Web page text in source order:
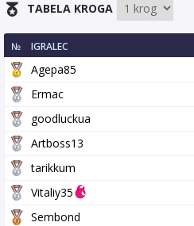
TABELA KROGA
№ IGRALEC
Agepa85
Ermac
goodluckua
Artboss13
tarikkum
Vitaliy35
Sembond